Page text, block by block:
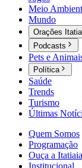
Meio
Mundo
Orações
Podcasts
Pets e
Política
Saúde
Trends
Turismo
Últimas
Quem Somos
Programação
Ouça a Itatiaia
Institucional